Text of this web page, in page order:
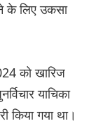
के लिए उकसा
को खारिज
याचिका
किया गया था।